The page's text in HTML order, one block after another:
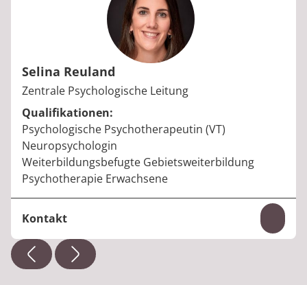
Selina Reuland
Berufstitel:
Zentrale Psychologische Leitung
Qualifikationen:
Psychologische Psychotherapeutin (VT)
Neuropsychologin
Weiterbildungsbefugte Gebietsweiterbildung
Psychotherapie Erwachsene
Kontakt
Telefon:+49 6531 92-4886
E-Mail:selina.reuland@median-kliniken.de